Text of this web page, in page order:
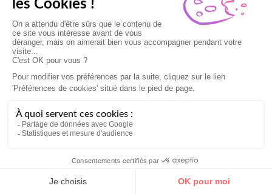
Particuliers, entreprises, professionnels
Notre service client est ouvert du lundi au vendredi de 9h à 18h
Nous contacter
Mentions légales